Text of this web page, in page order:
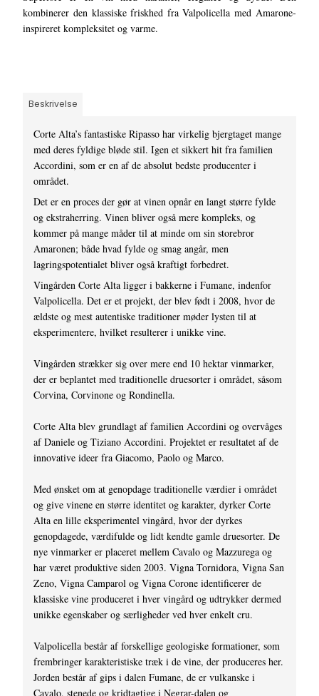
kombinerer den klassiske friskhed fra Valpolicella med Amarone-
inspireret kompleksitet og varme.
Beskrivelse
Corte Alta’s fantastiske Ripasso har virkelig bjergtaget mange
med deres fyldige bløde stil. Igen et sikkert hit fra familien
Accordini, som er en af de absolut bedste producenter i
området.
Det er en proces der gør at vinen opnår en langt større fylde
og ekstraherring. Vinen bliver også mere kompleks, og
kommer på mange måder til at minde om sin storebror
Amaronen; både hvad fylde og smag angår, men
lagringspotentialet bliver også kraftigt forbedret.
Vingården Corte Alta ligger i bakkerne i Fumane, indenfor
Valpolicella. Det er et projekt, der blev født i 2008, hvor de
ældste og mest autentiske traditioner møder lysten til at
eksperimentere, hvilket resulterer i unikke vine.
Vingården strækker sig over mere end 10 hektar vinmarker,
der er beplantet med traditionelle druesorter i området, såsom
Corvina, Corvinone og Rondinella.
Corte Alta blev grundlagt af familien Accordini og overvåges
af Daniele og Tiziano Accordini. Projektet er resultatet af de
innovative ideer fra Giacomo, Paolo og Marco.
Med ønsket om at genopdage traditionelle værdier i området
og give vinene en større identitet og karakter, dyrker Corte
Alta en lille eksperimentel vingård, hvor der dyrkes
genopdagede, værdifulde og lidt kendte gamle druesorter. De
nye vinmarker er placeret mellem Cavalo og Mazzurega og
har været produktive siden 2003. Vigna Tornidora, Vigna San
Zeno, Vigna Camparol og Vigna Corone identificerer de
klassiske vine produceret i hver vingård og udtrykker dermed
unikke egenskaber og særligheder ved hver enkelt cru.
Valpolicella består af forskellige geologiske formationer, som
frembringer karakteristiske træk i de vine, der produceres her.
Jorden består af gips i dalen Fumane, de er vulkanske i
Cavalo, stenede og kridtagtige i Negrar-dalen og